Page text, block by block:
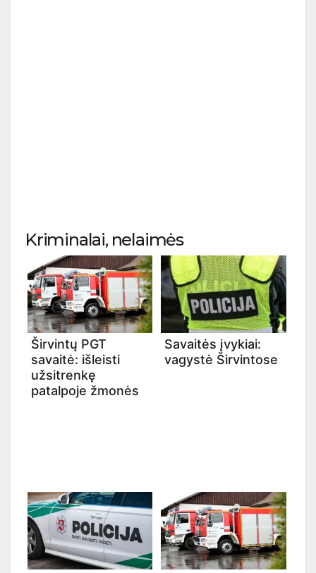
Kriminalai, nelaimės
Širvintų PGT
savaitė: išleisti
užsitrenkę
patalpoje žmonės
Savaitės įvykiai:
vagystė Širvintose